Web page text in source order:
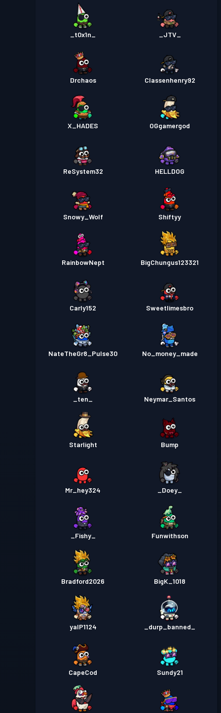
_t0x1n_ _JTV_
Drchaos Classenhenry92
X_HADES OGgamergod
ReSystem32 HELLDOG
Snowy_Wolf Shiftyy
RainbowNept BigChungus123321
Carly152 Sweetlimesbro
NateTheGr8_Pulse30 No_money_made
_ten_ Neymar_Santos
Starlight Bump
Mr_hey324 _Doey_
_Fishy_ Funwithson
Bradford2026 BigK_1018
yalP1124 _durp_banned_
CapeCod Sundy21